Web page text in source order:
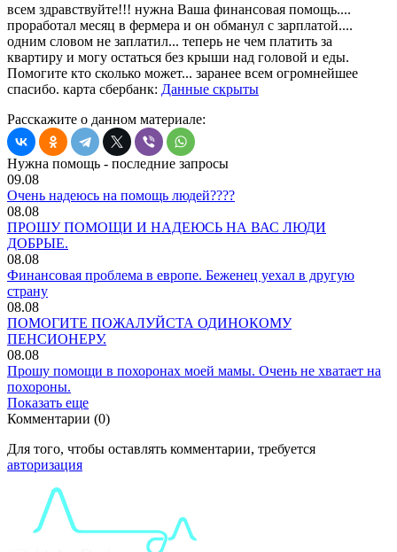
всем здравствуйте!!! нужна Ваша финансовая помощь....
проработал месяц в фермера и он обманул с зарплатой....
одним словом не заплатил... теперь не чем платить за
квартиру и могу остаться без крыши над головой и еды.
Помогите кто сколько может... заранее всем огромнейшее
спасибо. карта сбербанк: Данные скрыты
Расскажите о данном материале:
Нужна помощь - последние запросы
09.08
Очень надеюсь на помощь людей????
08.08
ПРОШУ ПОМОЩИ И НАДЕЮСЬ НА ВАС ЛЮДИ
ДОБРЫЕ.
08.08
Финансовая проблема в европе. Беженец уехал в другую
страну
08.08
ПОМОГИТЕ ПОЖАЛУЙСТА ОДИНОКОМУ
ПЕНСИОНЕРУ.
08.08
Прошу помощи в похоронах моей мамы. Очень не хватает на
похороны.
Показать еще
Комментарии (0)
Для того, чтобы оставлять комментарии, требуется
авторизация